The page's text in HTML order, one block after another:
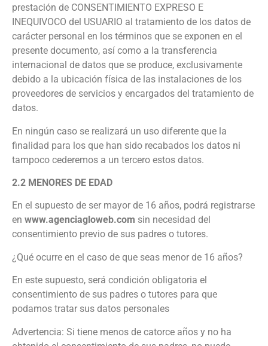
prestación de CONSENTIMIENTO EXPRESO E
INEQUIVOCO del USUARIO al tratamiento de los datos de
carácter personal en los términos que se exponen en el
presente documento, así como a la transferencia
internacional de datos que se produce, exclusivamente
debido a la ubicación física de las instalaciones de los
proveedores de servicios y encargados del tratamiento de
datos.
En ningún caso se realizará un uso diferente que la
finalidad para los que han sido recabados los datos ni
tampoco cederemos a un tercero estos datos.
2.2 MENORES DE EDAD
En el supuesto de ser mayor de 16 años, podrá registrarse
en www.agenciagloweb.com sin necesidad del
consentimiento previo de sus padres o tutores.
¿Qué ocurre en el caso de que seas menor de 16 años?
En este supuesto, será condición obligatoria el
consentimiento de sus padres o tutores para que
podamos tratar sus datos personales
Advertencia: Si tiene menos de catorce años y no ha